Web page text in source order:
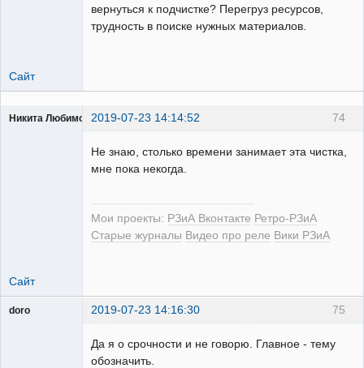
вернуться к подчистке? Перегруз ресурсов,
трудность в поиске нужных материалов.
Сайт
74
Никита Любимов 2019-07-23 14:14:52
Не знаю, столько времени занимает эта чистка,
мне пока некогда.
Мои проекты: РЗиА Вконтакте Ретро-РЗиА
Старые журналы Видео про реле Вики РЗиА
Сайт
75
doro 2019-07-23 14:16:30
Да я о срочности и не говорю. Главное - тему
обозначить.